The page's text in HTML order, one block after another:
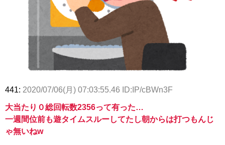
441: 2020/07/06(月) 07:03:55.46 ID:IP/cBWn3F
大当たり０総回転数2356って有った…
一週間位前も遊タイムスルーしてたし朝からは打つもんじ
ゃ無いねw